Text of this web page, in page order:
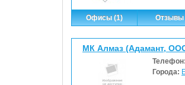
Офисы (1) Отзывы
МК Алмаз (Адамант,
Города: